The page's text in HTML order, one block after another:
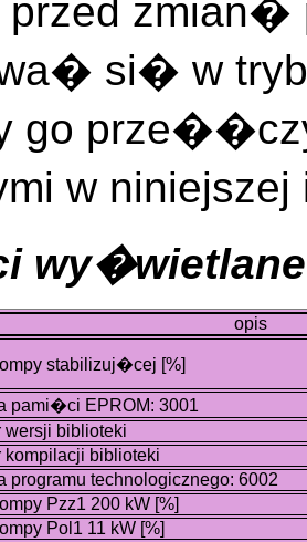
zmian�
si� w
go
w
wy�wietlane
opis
stabilizuj�cej [%]
pami�ci EPROM: 3001
wersji biblioteki
kompilacji biblioteki
programu technologicznego: 6002
Pzz1 200 kW [%]
Pol1 11 kW [%]